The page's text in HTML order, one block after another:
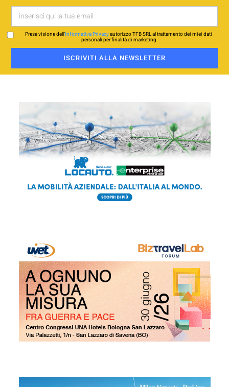
Presa visione dell’Informativa Privacyautorizzo TFB SRL al trattamento dei miei dati
personali per finalità di marketing
ISCRIVITI ALLA NEWSLETTER